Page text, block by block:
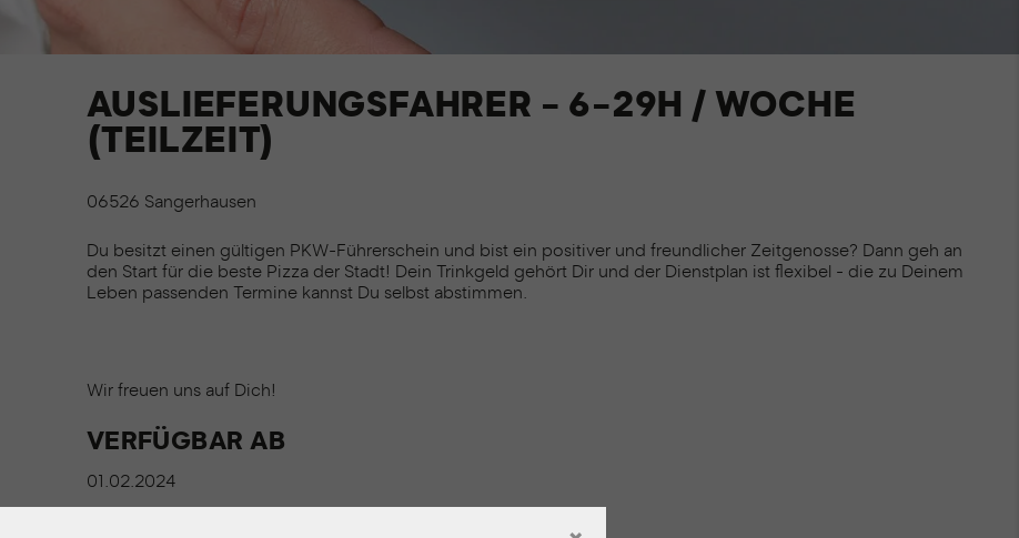
AUSLIEFERUNGSFAHRER - 6-29H / WOCHE
(TEILZEIT)
06526 Sangerhausen
Du besitzt einen gültigen PKW-Führerschein und bist ein positiver und freundlicher Zeitgenosse? Dann geh an
den Start für die beste Pizza der Stadt! Dein Trinkgeld gehört Dir und der Dienstplan ist flexibel - die zu Deinem
Leben passenden Termine kannst Du selbst abstimmen.
Wir freuen uns auf Dich!
VERFÜGBAR AB
01.02.2024